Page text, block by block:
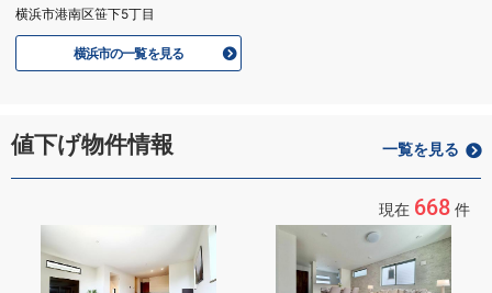
横浜市港南区笹下5丁目
横浜市の一覧を見る
値下げ物件情報 一覧を見る
現在 668 件